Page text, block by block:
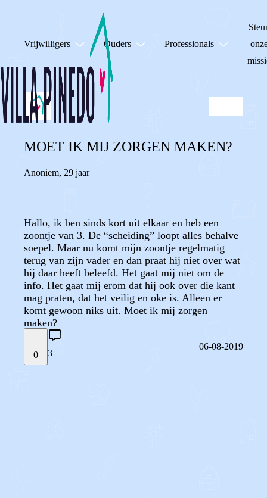
Vrijwilligers Ouders Professionals
MOET IK MIJ ZORGEN MAKEN?
Anoniem, 29 jaar
Hallo, ik ben sinds kort uit elkaar en heb een
zoontje van 3. De “scheiding” loopt alles behalve
soepel. Maar nu komt mijn zoontje regelmatig
terug van zijn vader en dan praat hij niet over wat
hij daar heeft beleefd. Het gaat mij niet om de
info. Het gaat mij erom dat hij ook over die kant
mag praten, dat het veilig en oke is. Alleen er
komt gewoon niks uit. Moet ik mij zorgen
maken?
0 3
06-08-2019